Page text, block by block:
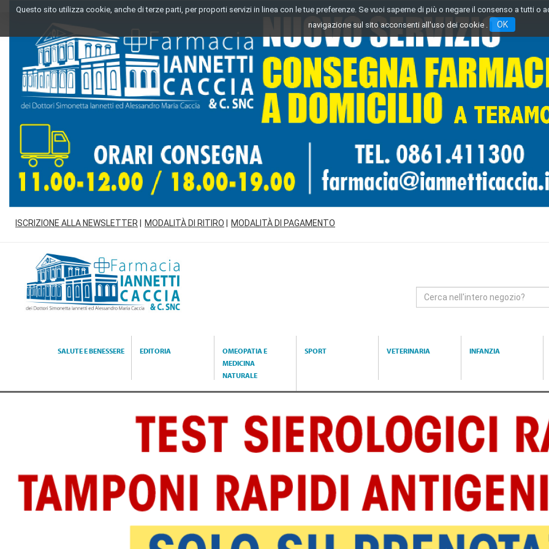
Passa
principale
Questo sito utilizza cookie, anche di terze parti, per proporti servizi in linea con le tue preferenze. Se vuoi saperne di più o negare il consenso a tutti o
navigazione sul sito acconsenti all'uso dei cookie .
OK
ISCRIZIONE ALLA NEWSLETTER MODALITÀ DI RITIRO MODALITÀ DI PAGAMENTO
Farmacia
Iannetti
Cerca
SALUTE E BENESSERE EDITORIA
OMEOPATIA E
MEDICINA
NATURALE
SPORT VETERINARIA INFANZIA